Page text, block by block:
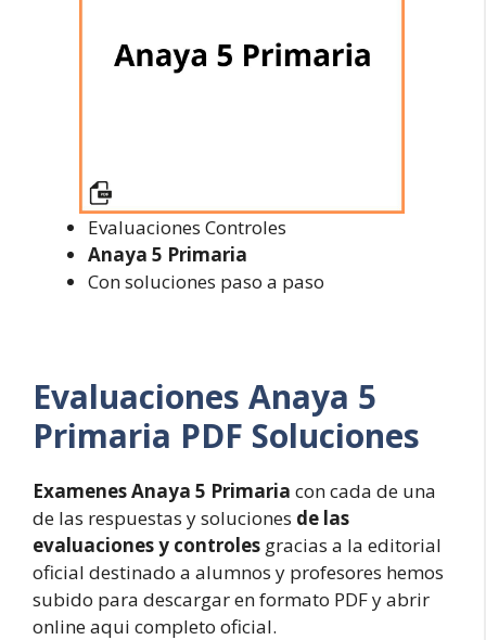
Evaluaciones Controles
Anaya 5 Primaria
Con soluciones paso a paso
Evaluaciones Anaya 5
Primaria PDF Soluciones
Examenes Anaya 5 Primaria con cada de una
de las respuestas y soluciones de las
evaluaciones y controles gracias a la editorial
oficial destinado a alumnos y profesores hemos
subido para descargar en formato PDF y abrir
online aqui completo oficial.